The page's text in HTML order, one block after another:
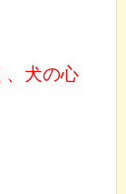
、犬の心